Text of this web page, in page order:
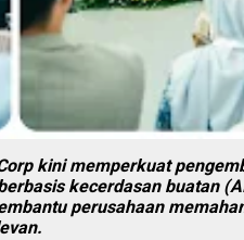
kini memperkuat
kecerdasan buatan
perusahaan